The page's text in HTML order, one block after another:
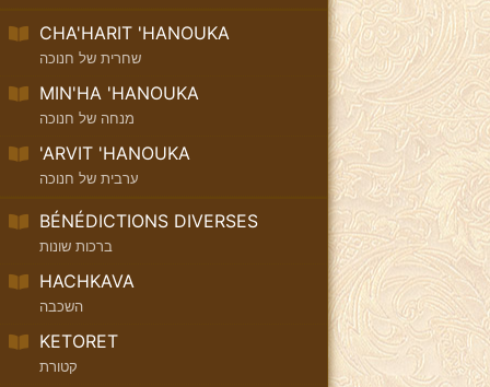
CHA'HARIT 'HANOUKA
שחרית של חנוכה
MIN'HA 'HANOUKA
מנחה של חנוכה
'ARVIT 'HANOUKA
ערבית של חנוכה
BÉNÉDICTIONS DIVERSES
ברכות שונות
HACHKAVA
השכבה
KETORET
קטורת